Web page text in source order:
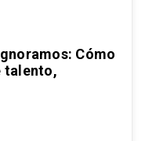
Cómo
talento,